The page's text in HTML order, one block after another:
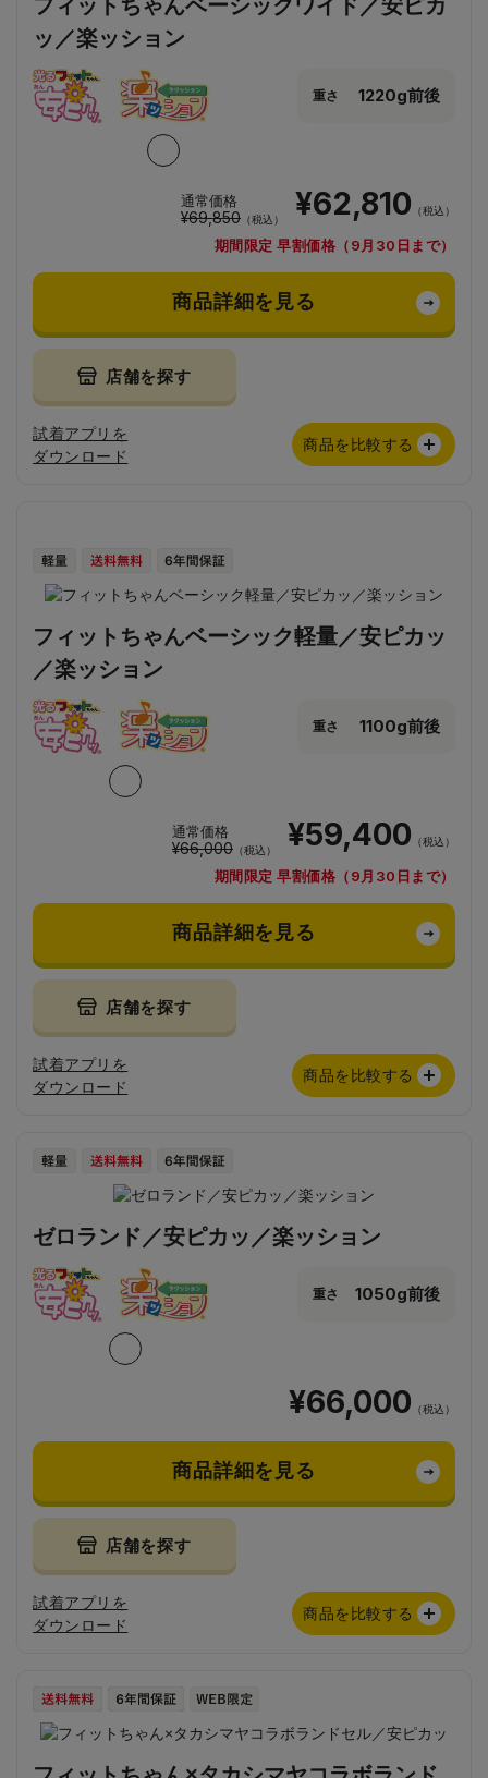
フィットちゃんベーシックワイド／安ピカ
ッ／楽ッション
重さ 1220g前後
通常価格
¥69,850 （税込） ¥62,810 （税込）
期間限定 早割価格（9月30日まで）
商品詳細を見る
店舗を探す
試着アプリを
ダウンロード
商品を比較する
フィットちゃんベーシック軽量／安ピカッ
／楽ッション
重さ 1100g前後
通常価格
¥66,000 （税込） ¥59,400 （税込）
期間限定 早割価格（9月30日まで）
商品詳細を見る
店舗を探す
試着アプリを
ダウンロード
商品を比較する
ゼロランド／安ピカッ／楽ッション
重さ 1050g前後
¥66,000 （税込）
商品詳細を見る
店舗を探す
試着アプリを
ダウンロード
商品を比較する